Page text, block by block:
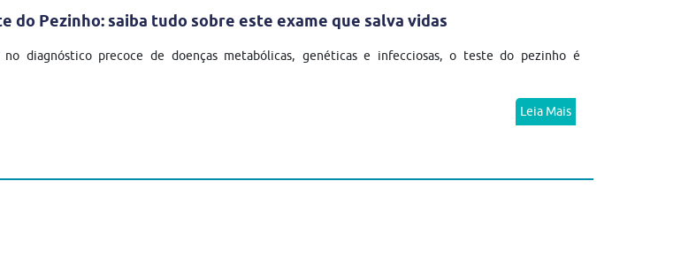
do Pezinho: saiba tudo sobre este exame que salva vidas
no diagnóstico precoce de doenças metabólicas, genéticas e infecciosas, o teste do pezinho é
Leia Mais